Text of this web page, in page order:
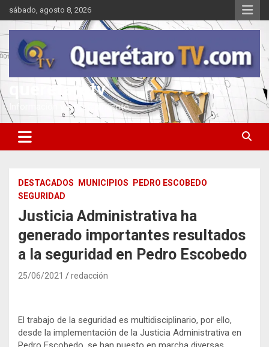
Saltar
al
contenido
sábado, agosto 8, 2026
queretarotv
Información y entretenimiento
DESTACADOS MUNICIPIOS
PEDRO ESCOBEDO
SEGURIDAD
Justicia Administrativa ha
generado importantes resultados
a la seguridad en Pedro Escobedo
25/06/2021 redacción
El trabajo de la seguridad es multidisciplinario, por ello,
desde la implementación de la Justicia Administrativa en